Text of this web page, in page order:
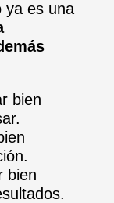
ya es una
bien
bien